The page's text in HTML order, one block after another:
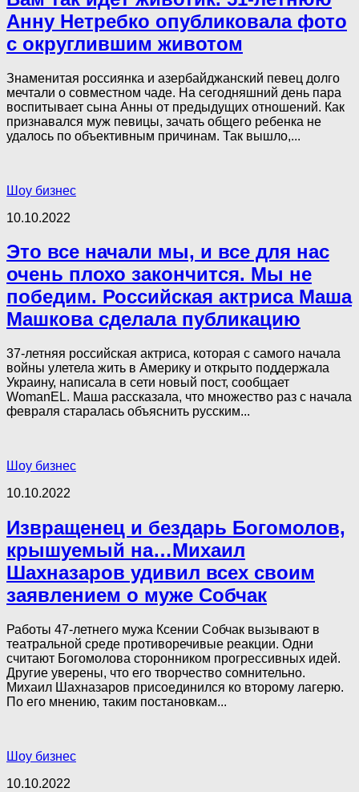
Анну Нетребко опубликовала фото
с округлившим животом
Знаменитая россиянка и азербайджанский певец долго
мечтали о совместном чаде. На сегодняшний день пара
воспитывает сына Анны от предыдущих отношений. Как
признавался муж певицы, зачать общего ребенка не
удалось по объективным причинам. Так вышло,...
Шоу бизнес
10.10.2022
Это все начали мы, и все для нас
очень плохо закончится. Мы не
победим. Российская актриса Маша
Машкова сделала публикацию
37-летняя российская актриса, которая с самого начала
войны улетела жить в Америку и открыто поддержала
Украину, написала в сети новый пост, сообщает
WomanEL. Маша рассказала, что множество раз с начала
февраля старалась объяснить русским...
Шоу бизнес
10.10.2022
Извращенец и бездарь Богомолов,
крышуемый на…Михаил
Шахназаров удивил всех своим
заявлением о муже Собчак
Работы 47-летнего мужа Ксении Собчак вызывают в
театральной среде противоречивые реакции. Одни
считают Богомолова сторонником прогрессивных идей.
Другие уверены, что его творчество сомнительно.
Михаил Шахназаров присоединился ко второму лагерю.
По его мнению, таким постановкам...
Шоу бизнес
10.10.2022